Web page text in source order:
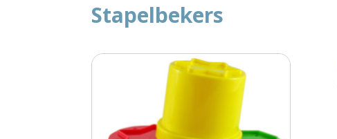
Stapelbekers